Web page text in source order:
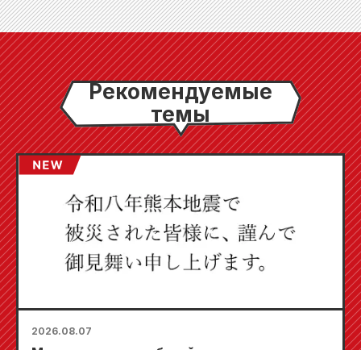
Рекомендуемые
темы
2026.08.07